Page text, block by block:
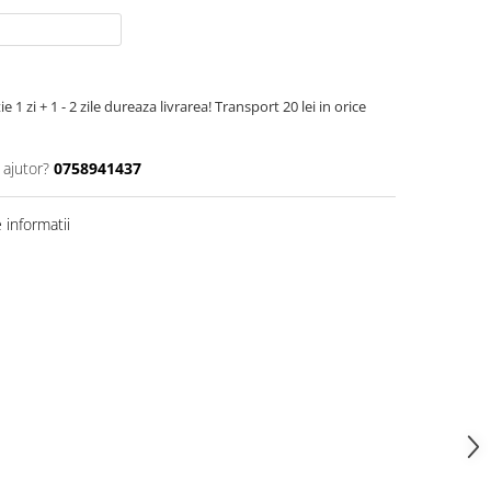
1 zi + 1 - 2 zile dureaza livrarea! Transport 20 lei in orice
0758941437
informatii